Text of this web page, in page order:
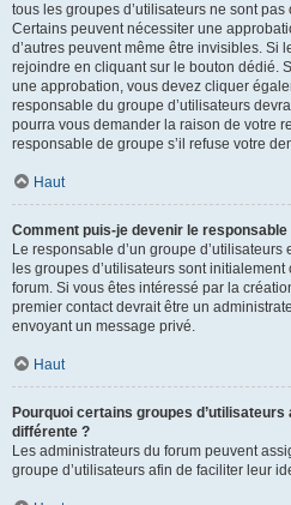
tous les groupes d’utilisateurs ne sont
Certains peuvent nécessiter une
d’autres peuvent même être invisibles. Si
rejoindre en cliquant sur le bouton dédié.
une approbation, vous devez cliquer
responsable du groupe d’utilisateurs
pourra vous demander la raison de votre
responsable de groupe s’il refuse votre
Haut
Comment puis-je devenir le responsable
Le responsable d’un groupe
les groupes d’utilisateurs sont
forum. Si vous êtes intéressé par la
premier contact devrait être un
envoyant un message privé.
Haut
Pourquoi certains groupes
différente ?
Les administrateurs du forum peuvent
groupe d’utilisateurs afin de faciliter leur